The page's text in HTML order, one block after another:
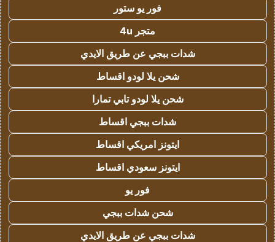
فور يو ستور
متجر 4u
شدات ببجي عن طريق الايدي
شحن يلا لودو اقساط
شحن يلا لودو تابي تمارا
شدات ببجي اقساط
ايتونز امريكي اقساط
ايتونز سعودي اقساط
فور يو
شحن شدات ببجي
شدات ببجي عن طريق الايدي